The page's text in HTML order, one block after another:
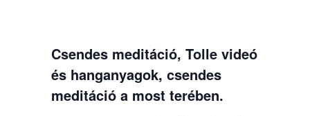
Csendes meditáció, Tolle videó
és hanganyagok, csendes
meditáció a most terében.